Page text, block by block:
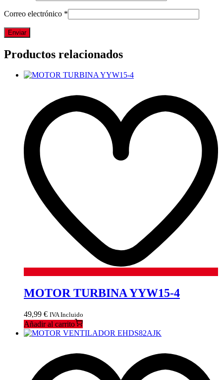
Correo electrónico *
Productos relacionados
MOTOR TURBINA YYW15-4
49,99 € IVA Incluido
Añadir al carrito